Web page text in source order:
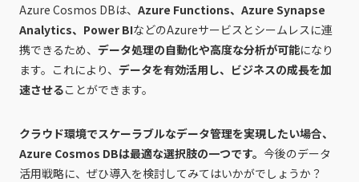
Azure Cosmos DBは、 Azure Functions、Azure Synapse
Analytics、Power BIなどのAzureサービスとシームレスに連
携できるため、 データ処理の自動化や高度な分析が可能になり
ます。これにより、 データを有効活用し、ビジネスの成長を加
速させることができます。
クラウド環境でスケーラブルなデータ管理を実現したい場合、
Azure Cosmos DBは最適な選択肢の一つです。 今後のデータ
活用戦略に、ぜひ導入を検討してみてはいかがでしょうか？